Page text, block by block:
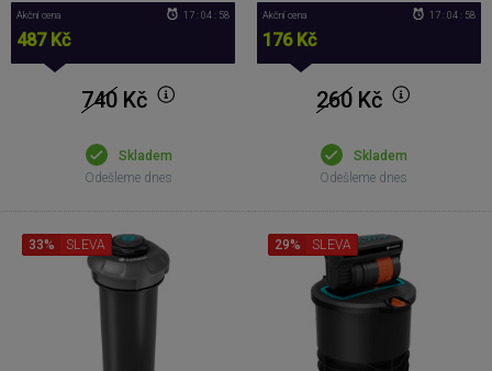
Akční cena
487 Kč
17 : 04 : 57
740 Kč
Skladem
Odešleme dnes
Akční cena
176 Kč
17 : 04 : 57
260 Kč
Skladem
Odešleme dnes
33% SLEVA 29% SLEVA